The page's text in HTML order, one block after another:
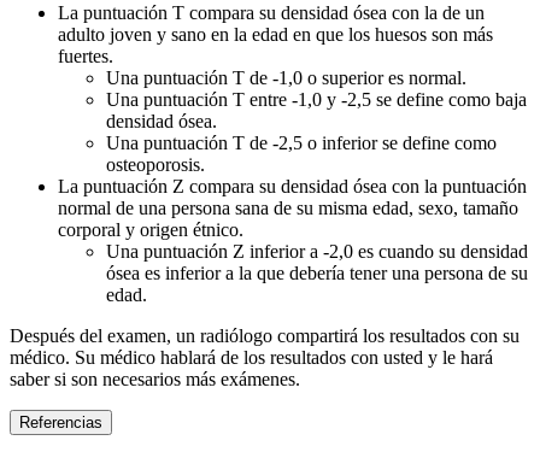
La puntuación T compara su densidad ósea con la de un
adulto joven y sano en la edad en que los huesos son más
fuertes.
Una puntuación T de -1,0 o superior es normal.
Una puntuación T entre -1,0 y -2,5 se define como baja
densidad ósea.
Una puntuación T de -2,5 o inferior se define como
osteoporosis.
La puntuación Z compara su densidad ósea con la puntuación
normal de una persona sana de su misma edad, sexo, tamaño
corporal y origen étnico.
Una puntuación Z inferior a -2,0 es cuando su densidad
ósea es inferior a la que debería tener una persona de su
edad.
Después del examen, un radiólogo compartirá los resultados con su
médico. Su médico hablará de los resultados con usted y le hará
saber si son necesarios más exámenes.
Referencias